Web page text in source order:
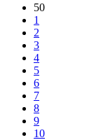
50
1
2
3
4
5
6
7
8
9
10